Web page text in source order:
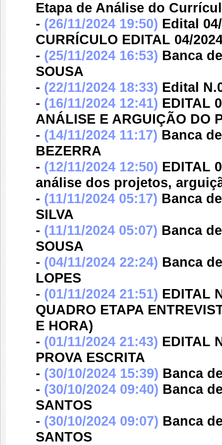
Etapa de Análise do
- (26/11/2024 19:50) Edital
CURRÍCULO EDITAL 04/
- (25/11/2024 16:53) Banca
SOUSA
- (22/11/2024 18:33) Edital
- (16/11/2024 12:41) EDITAL
ANÁLISE E ARGUIÇÃO DO
- (14/11/2024 11:17) Banca
BEZERRA
- (12/11/2024 12:50) EDITAL
análise dos projetos,
- (11/11/2024 05:17) Banca
SILVA
- (11/11/2024 05:07) Banca
SOUSA
- (04/11/2024 22:24) Banca
LOPES
- (01/11/2024 21:51) EDITAL
QUADRO ETAPA
E HORA)
- (01/11/2024 21:43) EDITAL
PROVA ESCRITA
- (30/10/2024 15:39) Banca
- (30/10/2024 09:40) Banca
SANTOS
- (30/10/2024 09:07) Banca
SANTOS